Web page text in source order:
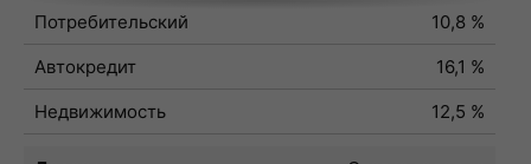
Потребительский
10,8 %
Автокредит
16,1 %
Недвижимость
12,5 %